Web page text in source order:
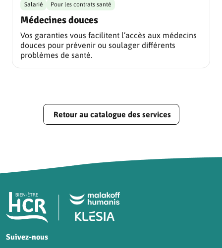
Médecines douces
Salarié Pour les contrats santé
Vos garanties vous facilitent l’accès aux médecins
douces pour prévenir ou soulager différents
problèmes de santé.
Retour au catalogue des services
Pied de page HCR Bien-Être
Suivez-nous